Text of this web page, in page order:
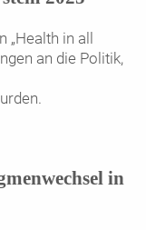
in all
an die Politik,
in